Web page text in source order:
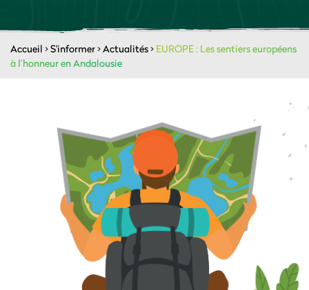
Accueil >S'informer>Actualités> EUROPE : Les sentiers européens
à l’honneur en Andalousie